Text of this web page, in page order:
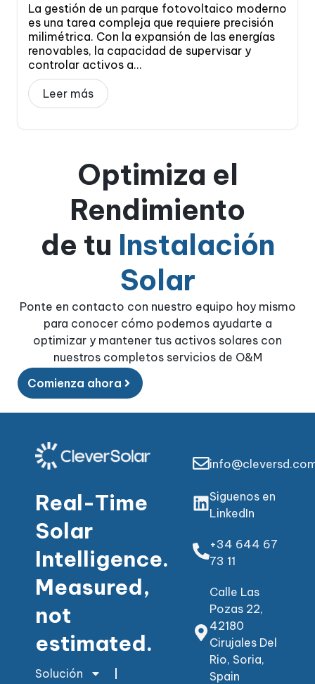
La gestión de un parque fotovoltaico moderno
es una tarea compleja que requiere precisión
milimétrica. Con la expansión de las energías
renovables, la capacidad de supervisar y
controlar activos a...
Leer más
Optimiza el
Rendimiento
de tu Instalación
Solar
Ponte en contacto con nuestro equipo hoy mismo
para conocer cómo podemos ayudarte a
optimizar y mantener tus activos solares con
nuestros completos servicios de O&M
Comienza ahora
Real-Time
Solar
Intelligence.
Measured,
not
estimated.
Solución
Siguenos en
LinkedIn
+34 644 67
73 11
Calle Las
Pozas 22,
42180
Cirujales Del
Rio, Soria,
Spain